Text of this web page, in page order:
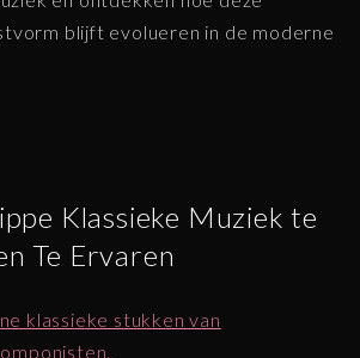
blijft evolueren in de moderne
Klassieke Muziek te
Te Ervaren
klassieke stukken van